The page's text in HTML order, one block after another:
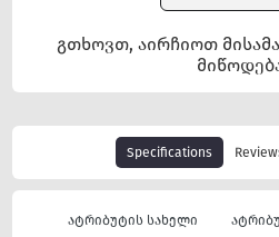
გთხოვთ, აირჩიოთ
Specifications
ატრიბუტის სახელი